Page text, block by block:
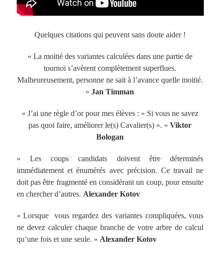
Quelques citations qui peuvent sans doute aider !
« La moitié des variantes calculées dans une partie de
tournoi s’avèrent complètement superflues.
Malheureusement, personne ne sait à l’avance quelle moitié.
»Jan Timman
« J’ai une règle d’or pour mes élèves : « Si vous ne savez
pas quoi faire, améliorer le(s) Cavalier(s) ». » Viktor
Bologan
« Les coups candidats doivent être déterminés
immédiatement et énumérés avec précision. Ce travail ne
doit pas être fragmenté en considérant un coup, pour ensuite
en chercher d’autres. Alexander Kotov
« Lorsque vous regardez des variantes compliquées, vous
ne devez calculer chaque branche de votre arbre de calcul
qu’une fois et une seule. » Alexander Kotov